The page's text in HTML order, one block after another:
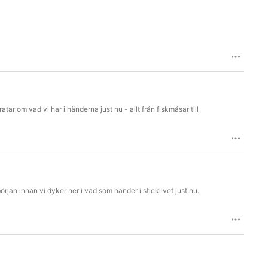
om vad vi har i händerna just nu - allt från fiskmåsar till
innan vi dyker ner i vad som händer i sticklivet just nu.